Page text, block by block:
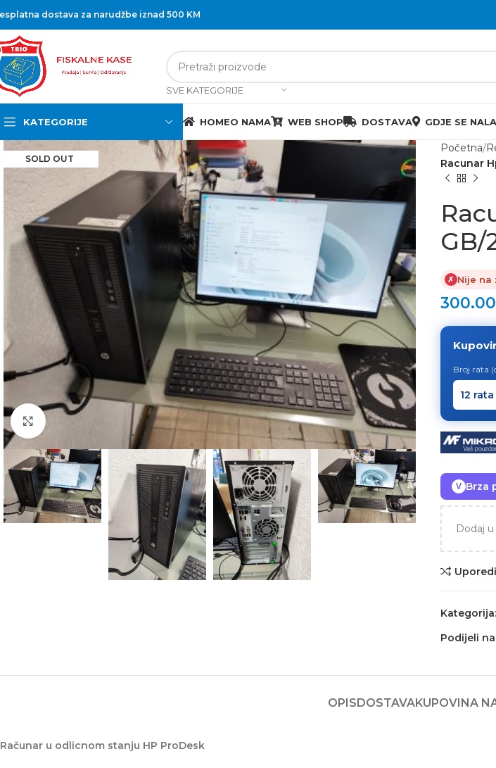
dostava za narudžbe iznad 500 KM
SVE KATEGORIJE
KATEGORIJE HOMEO NAMA WEB SHOP DOSTAVA GDJE SE
SOLD OUT
Početna
Racunar
GB/
✗ Nije na
300.00
Broj rata
V Brza
Dodaj
Uporedi
Kategorija:
Podijeli
OPISDOSTAVAKUPOVINA
Računar u odlicnom stanju HP ProDesk